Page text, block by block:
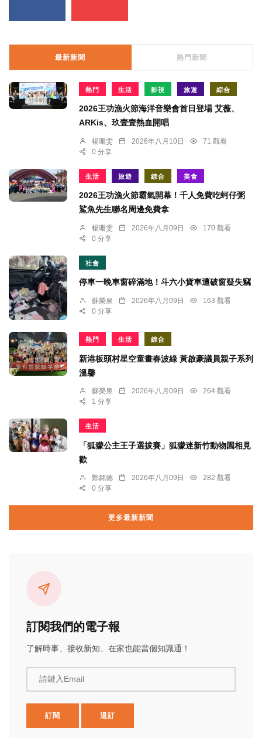
最新新聞 熱門新聞
熱門 生活 影視 旅遊 綜合
2026王功漁火節海洋音樂會首日登場 艾薇、
ARKis、玖壹壹熱血開唱
楊珊雯 2026年八月10日
71 觀看
0 分享
生活 旅遊 綜合 美食
2026王功漁火節霸氣開幕！千人免費吃蚵仔粥
鯊魚先生聯名周邊免費拿
楊珊雯 2026年八月09日
170 觀看
0 分享
社會
停車一晚車窗碎滿地！斗六小貨車遭破窗疑失竊
蘇榮泉 2026年八月09日
163 觀看
0 分享
熱門 生活 綜合
新港板頭村星空童畫春波綠 黃啟豪議員親子系列
溫馨
蘇榮泉 2026年八月09日
264 觀看
1 分享
生活
「狐獴公主王子選拔賽」狐獴迷新竹動物園相見
歡
鄭銘德 2026年八月09日
282 觀看
0 分享
更多最新新聞
訂閱我們的電子報
了解時事、接收新知、在家也能當個知識通！
請鍵入Email
訂閱 退訂